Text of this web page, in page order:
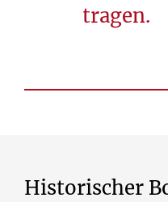
tragen.
Historischer